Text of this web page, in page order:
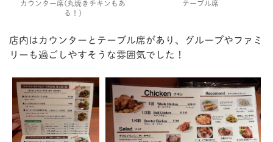
カウンター席(丸焼きチキンもあ
る！)
テーブル席
店内はカウンターとテーブル席があり、グループやファミ
リーも過ごしやすそうな雰囲気でした！